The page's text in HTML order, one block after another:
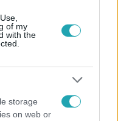
of my
with the
storage
on web or